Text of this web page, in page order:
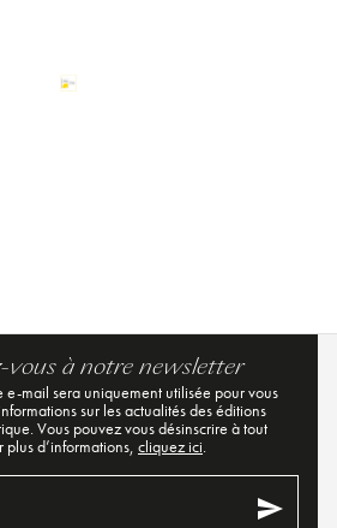
vous à notre newsletter
e-mail sera uniquement utilisée pour vous
sur les actualités des éditions
Vous pouvez vous désinscrire à tout
plus d’informations, cliquez ici.
send